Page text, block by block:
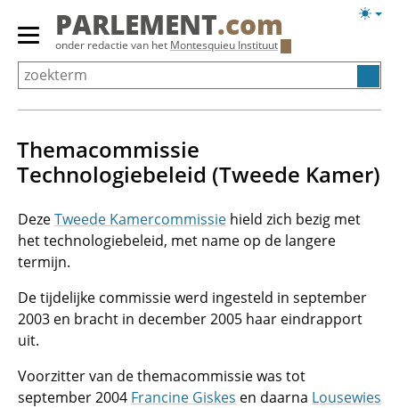
Overslaan
Primair
menu
tonen/verbergen
PARLEMENT.com
onder redactie van het Montesquieu Instituut
Themacommissie
Technologiebeleid (Tweede Kamer)
DezeTweede Kamercommissie hield zich bezig met
het technologiebeleid, met name op de langere
termijn.
De tijdelijke commissie werd ingesteld in september
2003 en bracht in december 2005 haar eindrapport
uit.
Voorzitter van de themacommissie was tot
september 2004 Francine Giskes en daarna Lousewies